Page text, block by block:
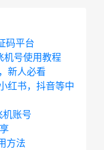
码平台
机号使用教程
新人必看
红书，抖音等中
账号
方法